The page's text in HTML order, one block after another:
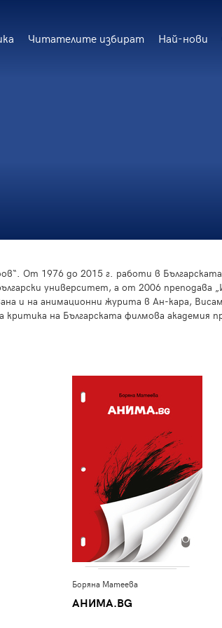
Читателите избират Най-нови
От 1976 до 2015 г. работи в
университет, а от 2006
и на анимационни журита в Ан-кара,
на Българската филмова академия
Боряна Матеева
АНИМА.BG